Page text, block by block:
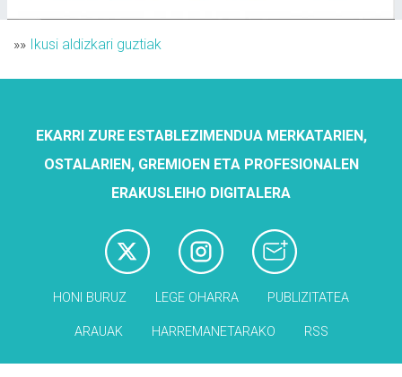
»» Ikusi aldizkari guztiak
EKARRI ZURE ESTABLEZIMENDUA MERKATARIEN,
OSTALARIEN, GREMIOEN ETA PROFESIONALEN
ERAKUSLEIHO DIGITALERA
HONI BURUZ LEGE OHARRA PUBLIZITATEA
ARAUAK HARREMANETARAKO RSS